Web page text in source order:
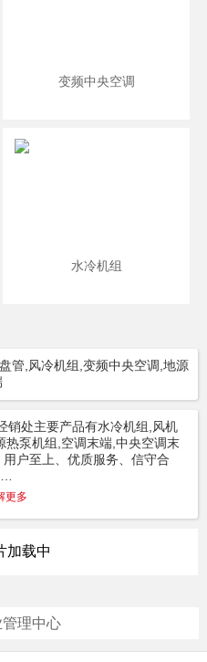
变频中央空调
水冷机组
管,风冷机组,变频中央空调,地源
销处主要产品有水冷机组,风机
热泵机组,空调末端,中央空调末
户至上、优质服务、信守合
更多
加载中
理中心